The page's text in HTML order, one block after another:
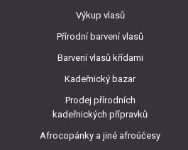
Výkup vlasů
Přírodní barvení vlasů
Barvení vlasů křídami
Kadeřnický bazar
Prodej přírodních
kadeřnických přípravků
Afrocopánky a jiné afroúčesy